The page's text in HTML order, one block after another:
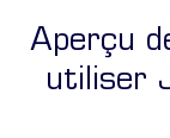
Aperçu
utiliser